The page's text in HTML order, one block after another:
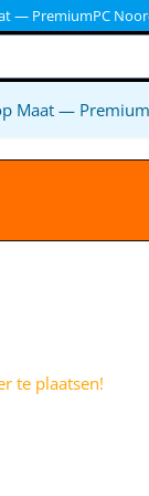
— PremiumPC
Maat —
te plaatsen!